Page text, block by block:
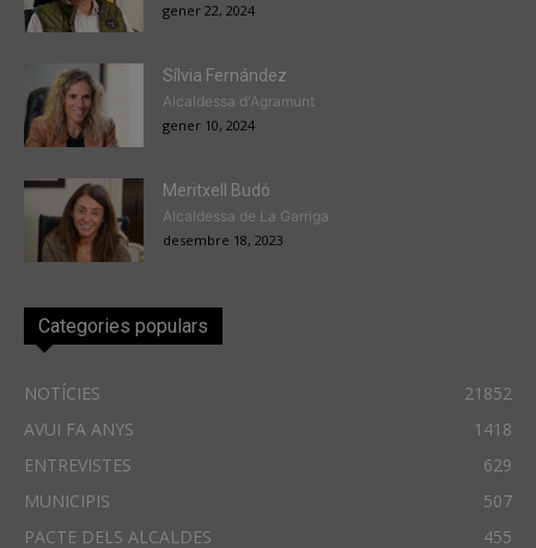
gener 22, 2024
Sílvia Fernández
Alcaldessa d'Agramunt
gener 10, 2024
Meritxell Budó
Alcaldessa de La Garriga
desembre 18, 2023
Categories populars
NOTÍCIES
21852
AVUI FA ANYS
1418
ENTREVISTES
629
MUNICIPIS
507
PACTE DELS ALCALDES
455